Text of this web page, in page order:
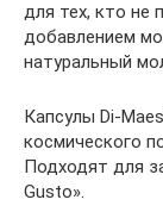
для тех, кто не
добавлением
натуральный
Капсулы Di-
космического
Подходят для
Gusto».